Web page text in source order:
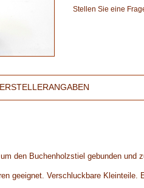
Stellen Sie eine
den Buchenholzstiel gebunden und
geeignet. Verschluckbare Kleinteile.